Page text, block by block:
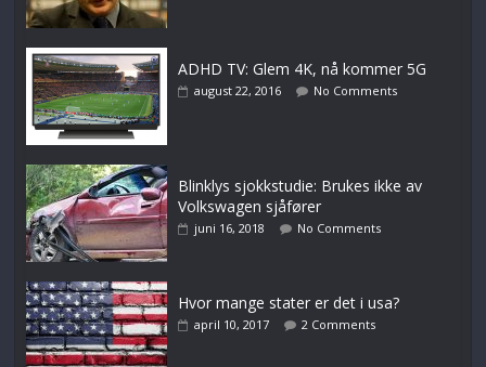
ADHD TV: Glem 4K, nå kommer 5G
august 22, 2016 No Comments
Blinklys sjokkstudie: Brukes ikke av
Volkswagen sjåfører
juni 16, 2018 No Comments
Hvor mange stater er det i usa?
april 10, 2017 2 Comments